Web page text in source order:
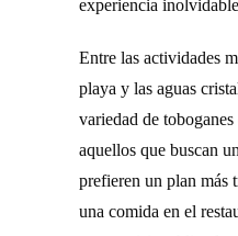
experiencia
Entre las actividades
playa y las aguas
variedad de
aquellos que buscan
prefieren un plan más
una comida en el